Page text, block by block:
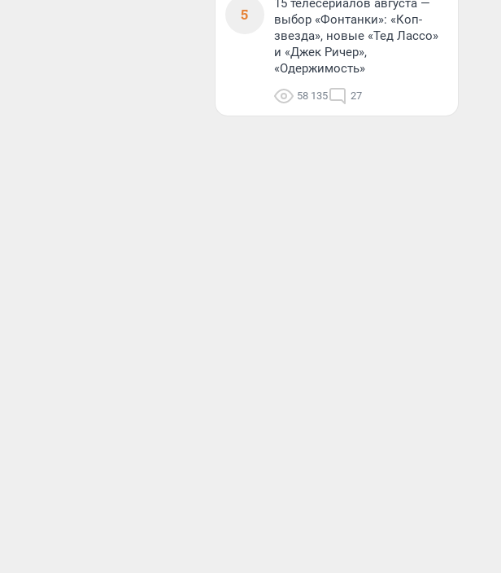
5
15 телесериалов августа —
выбор «Фонтанки»: «Коп-
звезда», новые «Тед Лассо»
и «Джек Ричер»,
«Одержимость»
58 135 27